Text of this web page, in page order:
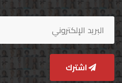
اشترك